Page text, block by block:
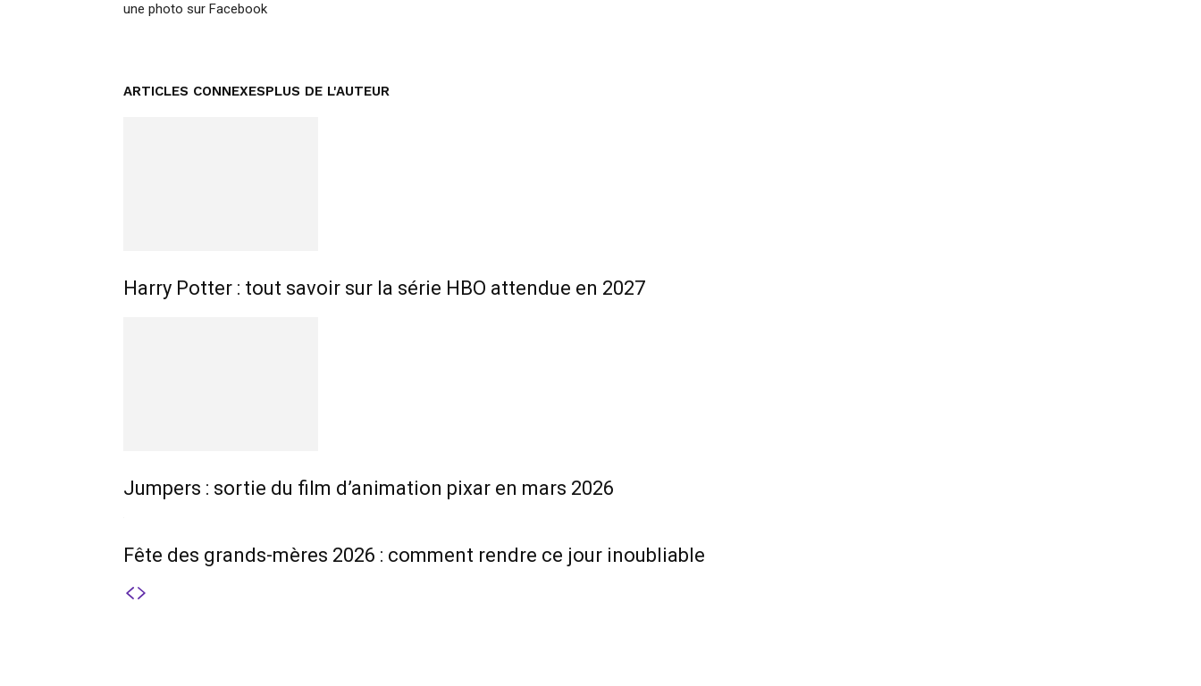
une photo sur Facebook
ARTICLES CONNEXESPLUS DE L'AUTEUR
Harry Potter : tout savoir sur la série HBO attendue en 2027
Jumpers : sortie du film d’animation pixar en mars 2026
Fête des grands-mères 2026 : comment rendre ce jour inoubliable